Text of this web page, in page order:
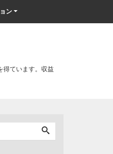
ン
ています。収益